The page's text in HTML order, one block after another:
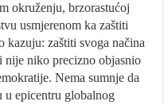
okruženju, brzorastućoj
usmjerenom ka zaštiti
kazuju: zaštiti svoga načina
nije niko precizno objasnio
Nema sumnje da
u epicentru globalnog